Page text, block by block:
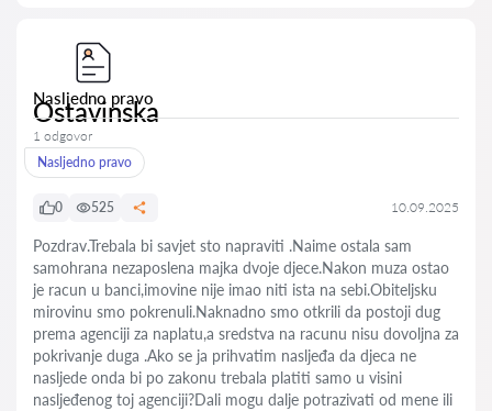
Nasljedno pravo
Ostavinska
1 odgovor
Nasljedno pravo
0 525 10.09.2025
Pozdrav.Trebala bi savjet sto napraviti .Naime ostala sam
samohrana nezaposlena majka dvoje djece.Nakon muza ostao
je racun u banci,imovine nije imao niti ista na sebi.Obiteljsku
mirovinu smo pokrenuli.Naknadno smo otkrili da postoji dug
prema agenciji za naplatu,a sredstva na racunu nisu dovoljna za
pokrivanje duga .Ako se ja prihvatim nasljeđa da djeca ne
nasljede onda bi po zakonu trebala platiti samo u visini
nasljeđenog toj agenciji?Dali mogu dalje potrazivati od mene ili